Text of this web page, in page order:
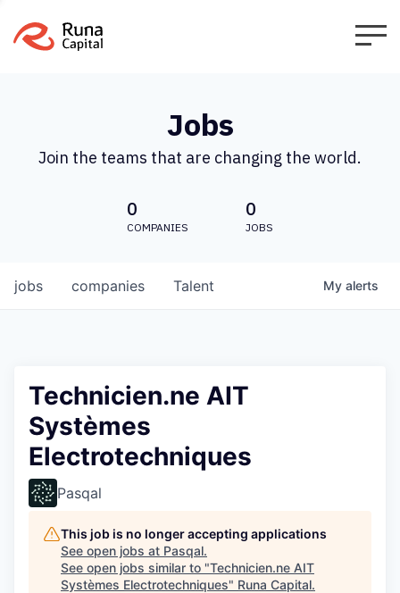
Jobs
Join the teams that are changing the world.
0
COMPANIES
0
JOBS
jobs companies Talent My alerts
Technicien.ne AIT
Systèmes
Electrotechniques
Pasqal
This job is no longer accepting applications
See open jobs at Pasqal.
See open jobs similar to "Technicien.ne AIT
Systèmes Electrotechniques" Runa Capital.